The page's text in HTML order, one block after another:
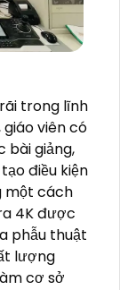
trong lĩnh
viên có
bài giảng,
điều kiện
một cách
4K được
phẫu thuật
lượng
cơ sở